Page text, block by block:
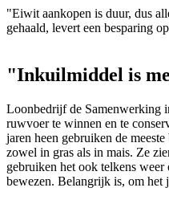
"Eiwit aankopen is duur, dus
gehaald, levert een besparing
"Inkuilmiddel is
Loonbedrijf de Samenwerking
ruwvoer te winnen en te
jaren heen gebruiken de
zowel in gras als in mais. Ze
gebruiken het ook telkens
bewezen. Belangrijk is, om het